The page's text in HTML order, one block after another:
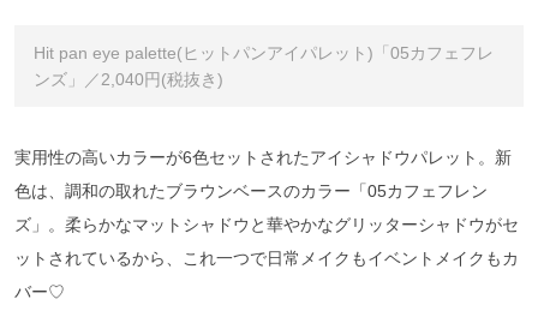
Hit pan eye palette(ヒットパンアイパレット)「05カフェフレ
ンズ」／2,040円(税抜き)
実用性の高いカラーが6色セットされたアイシャドウパレット。新
色は、調和の取れたブラウンベースのカラー「05カフェフレン
ズ」。柔らかなマットシャドウと華やかなグリッターシャドウがセ
ットされているから、これ一つで日常メイクもイベントメイクもカ
バー♡